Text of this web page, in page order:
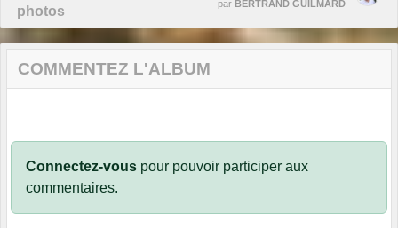
photos
par BERTRAND GUILMARD
COMMENTEZ L'ALBUM
Connectez-vous pour pouvoir participer aux
commentaires.